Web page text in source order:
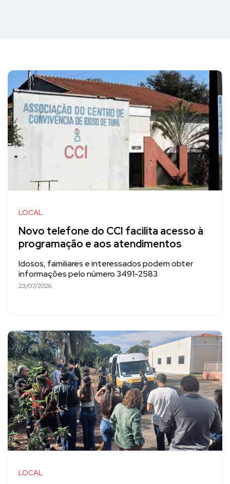
LOCAL
Novo telefone do CCI facilita acesso à
programação e aos atendimentos
Idosos, familiares e interessados podem obter
informações pelo número 3491-2583
23/07/2026
LOCAL